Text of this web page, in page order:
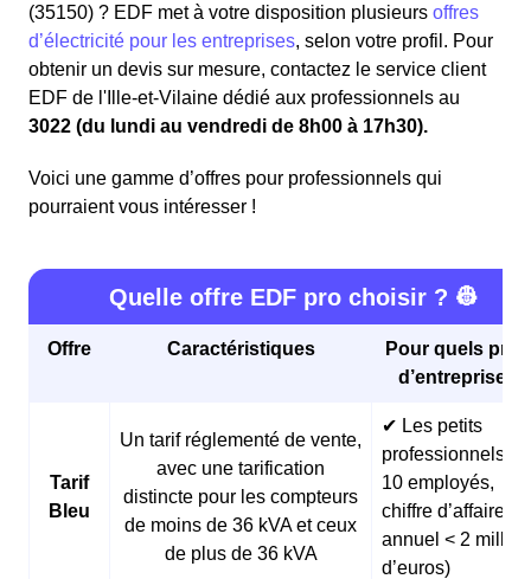
(35150) ? EDF met à votre disposition plusieurs offres
d’électricité pour les entreprises, selon votre profil. Pour
obtenir un devis sur mesure, contactez le service client
EDF de l'Ille-et-Vilaine dédié aux professionnels au
3022 (du lundi au vendredi de 8h00 à 17h30).
Voici une gamme d’offres pour professionnels qui
pourraient vous intéresser !
Quelle offre EDF pro choisir ? 👷
Offre Caractéristiques
Pour quels
d’entreprises
Tarif
Bleu
Un tarif réglementé de vente,
avec une tarification
distincte pour les compteurs
de moins de 36 kVA et ceux
de plus de 36 kVA
✔ Les petits
professionnels (<
10 employés,
chiffre d’affaires
annuel < 2
d’euros)